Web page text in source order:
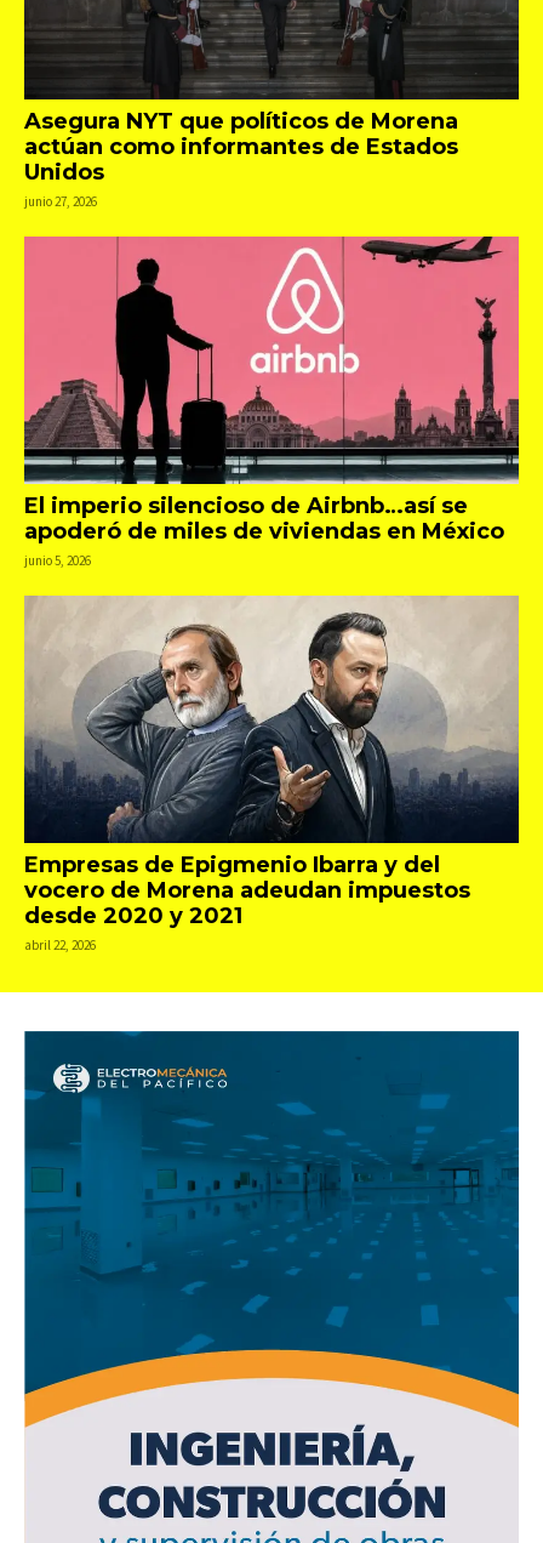
Asegura NYT que políticos de Morena
actúan como informantes de Estados
Unidos
junio 27, 2026
El imperio silencioso de Airbnb…así se
apoderó de miles de viviendas en México
junio 5, 2026
Empresas de Epigmenio Ibarra y del
vocero de Morena adeudan impuestos
desde 2020 y 2021
abril 22, 2026